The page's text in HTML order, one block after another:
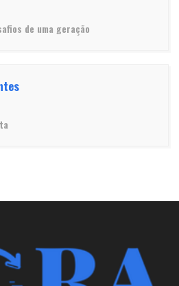
de uma geração